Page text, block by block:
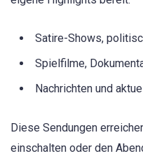
Satire-Shows,
Spielfilme,
Nachrichten und
Diese Sendungen
einschalten oder den